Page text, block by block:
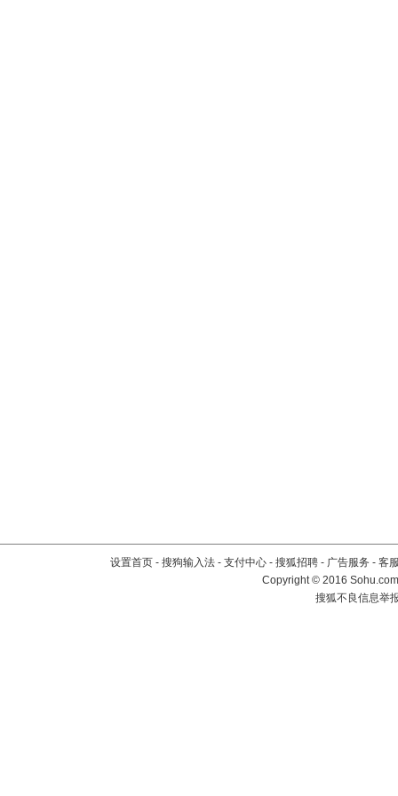
设置首页 - 搜狗输入法 - 支付中心 - 搜狐招聘 - 广告服务 - 客
Copyright©2016
搜狐不良信息举